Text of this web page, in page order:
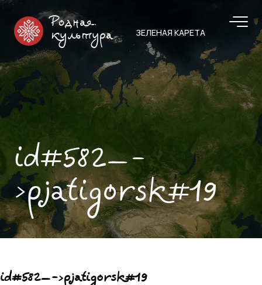
Родная
культура
ЗЕЛЕНАЯ КАРЕТА
id#582—-
>pjatigorsk#19
id#582—->pjatigorsk#19